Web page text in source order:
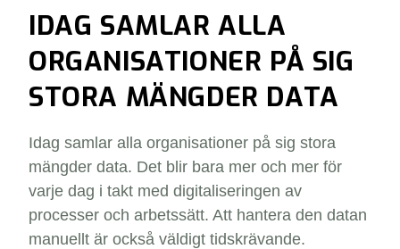
IDAG SAMLAR ALLA
ORGANISATIONER PÅ SIG
STORA MÄNGDER DATA
Idag samlar alla organisationer på sig stora
mängder data. Det blir bara mer och mer för
varje dag i takt med digitaliseringen av
processer och arbetssätt. Att hantera den datan
manuellt är också väldigt tidskrävande.